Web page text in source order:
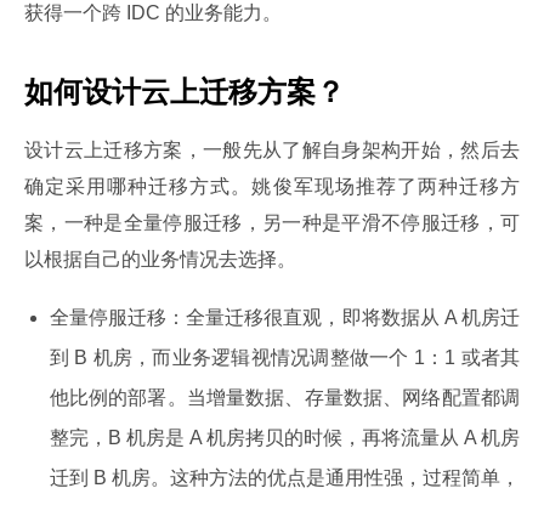
获得一个跨 IDC 的业务能力。
如何设计云上迁移方案？
设计云上迁移方案，一般先从了解自身架构开始，然后去
确定采用哪种迁移方式。姚俊军现场推荐了两种迁移方
案，一种是全量停服迁移，另一种是平滑不停服迁移，可
以根据自己的业务情况去选择。
全量停服迁移：全量迁移很直观，即将数据从 A 机房迁
到 B 机房，而业务逻辑视情况调整做一个 1：1 或者其
他比例的部署。当增量数据、存量数据、网络配置都调
整完，B 机房是 A 机房拷贝的时候，再将流量从 A 机房
迁到 B 机房。这种方法的优点是通用性强，过程简单，